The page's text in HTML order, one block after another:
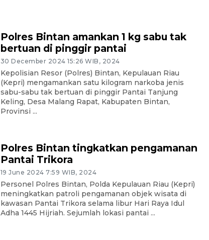
Polres Bintan amankan 1 kg sabu tak
bertuan di pinggir pantai
30 December 2024 15:26 WIB, 2024
Kepolisian Resor (Polres) Bintan, Kepulauan Riau
(Kepri) mengamankan satu kilogram narkoba jenis
sabu-sabu tak bertuan di pinggir Pantai Tanjung
Keling, Desa Malang Rapat, Kabupaten Bintan,
Provinsi ...
Polres Bintan tingkatkan pengamanan
Pantai Trikora
19 June 2024 7:59 WIB, 2024
Personel Polres Bintan, Polda Kepulauan Riau (Kepri)
meningkatkan patroli pengamanan objek wisata di
kawasan Pantai Trikora selama libur Hari Raya Idul
Adha 1445 Hijriah. Sejumlah lokasi pantai ...
Distribusi logistik pemilu
gunakan mobil jenazah
08 February 2024 15:30 WIB, 2024